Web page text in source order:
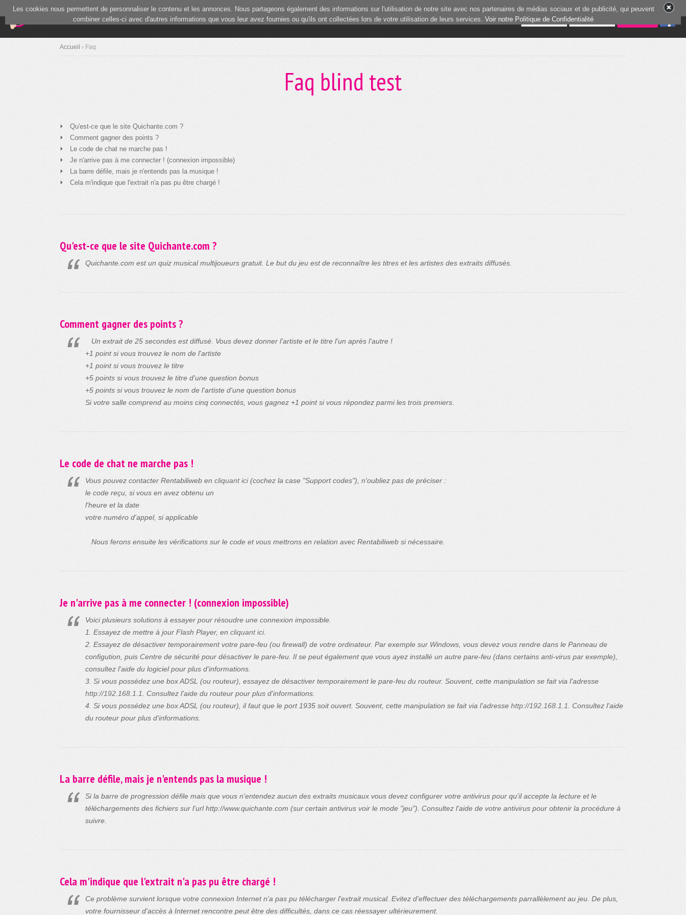
Blind Test(current)
Communauté 7 joueurs en ligne
Accueil › Faq
Faq blind test
Qu'est-ce que le site Quichante.com ?
Comment gagner des points ?
Le code de chat ne marche pas !
Je n'arrive pas à me connecter ! (connexion impossible)
La barre défile, mais je n'entends pas la musique !
Cela m'indique que l'extrait n'a pas pu être chargé !
Qu'est-ce que le site Quichante.com ?
Quichante.com est un quiz musical multijoueurs gratuit. Le but du jeu est de reconnaître les titres et les artistes des extraits diffusés.
Comment gagner des points ?
Un extrait de 25 secondes est diffusé. Vous devez donner l'artiste et le titre l'un après l'autre !
+1 point si vous trouvez le nom de l'artiste
+1 point si vous trouvez le titre
+5 points si vous trouvez le titre d'une question bonus
+5 points si vous trouvez le nom de l'artiste d'une question bonus
Si votre salle comprend au moins cinq connectés, vous gagnez +1 point si vous répondez parmi les trois premiers.
Le code de chat ne marche pas !
Vous pouvez contacter Rentabiliweb en cliquant ici(cochez la case "Support codes"), n'oubliez pas de préciser :
le code reçu, si vous en avez obtenu un
l'heure et la date
votre numéro d'appel, si applicable
Nous ferons ensuite les vérifications sur le code et vous mettrons en relation avec Rentabiliweb si nécessaire.
Je n'arrive pas à me connecter ! (connexion impossible)
Voici plusieurs solutions à essayer pour résoudre une connexion impossible.
1. Essayez de mettre à jour Flash Player, en cliquant ici.
2. Essayez de désactiver temporairement votre pare-feu (ou firewall) de votre ordinateur. Par exemple sur Windows, vous devez vous rendre dans le Panneau de
configution, puis Centre de sécurité pour désactiver le pare-feu. Il se peut également que vous ayez installé un autre pare-feu (dans certains anti-virus par exemple),
consultez l'aide du logiciel pour plus d'informations.
3. Si vous possédez une box ADSL (ou routeur), essayez de désactiver temporairement le pare-feu du routeur. Souvent, cette manipulation se fait via l'adresse
http://192.168.1.1
. Consultez l'aide du routeur pour plus d'informations.
4. Si vous possédez une box ADSL (ou routeur), il faut que le port 1935 soit ouvert. Souvent, cette manipulation se fait via l'adresse http://192.168.1.1
. Consultez l'aide
du routeur pour plus d'informations.
La barre défile, mais je n'entends pas la musique !
Si la barre de progression défile mais que vous n'entendez aucun des extraits musicaux vous devez configurer votre antivirus pour qu'il accepte la lecture et le
téléchargements des fichiers sur l'url http://www.quichante.com (sur certain antivirus voir le mode "jeu"). Consultez l'aide de votre antivirus pour obtenir la procédure à
suivre.
Cela m'indique que l'extrait n'a pas pu être chargé !
Ce problème survient lorsque votre connexion Internet n'a pas pu télécharger l'extrait musical. Evitez d'effectuer des téléchargements parrallèlement au jeu. De plus,
votre fournisseur d'accès à Internet rencontre peut être des difficultés, dans ce cas réessayer ultérieurement.
Les cookies nous permettent de personnaliser le contenu et les annonces. Nous partageons également des informations sur l'utilisation de notre site avec nos partenaires de médias sociaux et de publicité, qui peuvent
combiner celles-ci avec d'autres informations que vous leur avez fournies ou qu'ils ont collectées lors de votre utilisation de leurs services. Voir notre Politique de Confidentialité